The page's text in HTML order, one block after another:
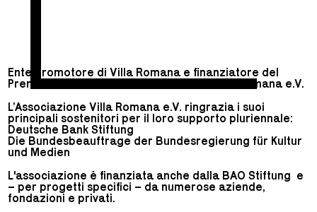
Ente promotore di Villa Romana e finanziatore del
Premio Villa Romana è l'Associazione Villa Romana e.V.
L’Associazione Villa Romana e.V. ringrazia i suoi
principali sostenitori per il loro supporto pluriennale:
Deutsche Bank Stiftung
Die Bundesbeauftrage der Bundesregierung für Kultur
und Medien
L'associazione è finanziata anche dalla BAO Stiftung e
– per progetti specifici – da numerose aziende,
fondazioni e privati.